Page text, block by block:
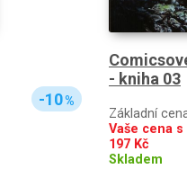
-10%
- kniha 03
Základní
Vaše cena s
197 Kč
Skladem